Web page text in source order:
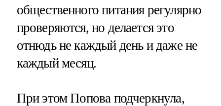
общественного питания регулярно
проверяются, но делается это
отнюдь не каждый день и даже не
каждый месяц.
При этом Попова подчеркнула,